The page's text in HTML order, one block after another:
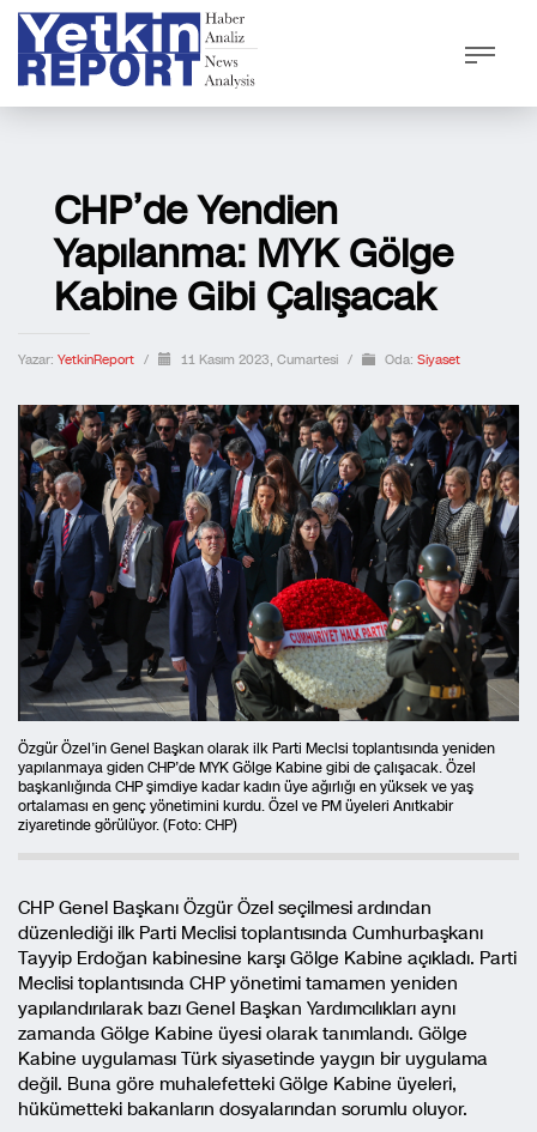
CHP’de Yendien
Yapılanma: MYK Gölge
Kabine Gibi Çalışacak
Yazar: YetkinReport / 11 Kasım 2023, Cumartesi / Oda: Siyaset
Özgür Özel’in Genel Başkan olarak ilk Parti Meclsi toplantısında yeniden
yapılanmaya giden CHP’de MYK Gölge Kabine gibi de çalışacak. Özel
başkanlığında CHP şimdiye kadar kadın üye ağırlığı en yüksek ve yaş
ortalaması en genç yönetimini kurdu. Özel ve PM üyeleri Anıtkabir
ziyaretinde görülüyor. (Foto: CHP)
CHP Genel Başkanı Özgür Özel seçilmesi ardından
düzenlediği ilk Parti Meclisi toplantısında Cumhurbaşkanı
Tayyip Erdoğan kabinesine karşı Gölge Kabine açıkladı. Parti
Meclisi toplantısında CHP yönetimi tamamen yeniden
yapılandırılarak bazı Genel Başkan Yardımcılıkları aynı
zamanda Gölge Kabine üyesi olarak tanımlandı. Gölge
Kabine uygulaması Türk siyasetinde yaygın bir uygulama
değil. Buna göre muhalefetteki Gölge Kabine üyeleri,
hükümetteki bakanların dosyalarından sorumlu oluyor.